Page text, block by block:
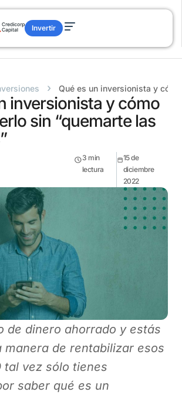
Invertir
› Qué es un inversionista y
inversionista y cómo
sin “quemarte las
3 min
lectura
15 de
diciembre
2022
de dinero ahorrado y estás
manera de rentabilizar esos
tal vez sólo tienes
saber qué es un